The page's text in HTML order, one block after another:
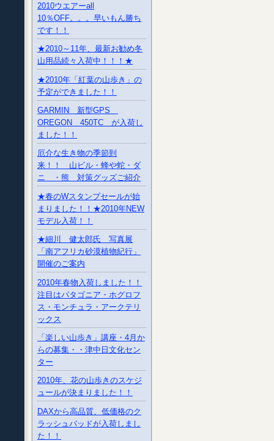
2010ウエアーall
10％OFF。。。早いもん勝ち
です！！
★2010～11年、最新お勧め冬
山用品続々入荷中！！！★
★2010年「紅葉の山歩き」の
予定ができました！！
GARMIN 新型GPS
OREGON 450TC が入荷し
ました！！
厄介な生き物の季節到
来！！ 山ビル・蜂や蛇・ダ
ニ ・熊 対策グッズご紹介
★春のWスタンプセールが始
まりました！！★2010年NEW
モデル入荷！！
★細川 健太郎氏 写真展
「南アフリカ砂漠植物紀行」
開催のご案内
2010年春物入荷しました！！
注目はパタゴニア・ホグロフ
ス・モンチュラ・アークテリ
ックス
「楽しい山歩き」講座・4月か
らの募集・・津中日文化セン
ター
2010年、花の山歩きのスケジ
ュールが決まりました！！
DAXから高品質、低価格のク
ラッシュパッドが入荷しまし
た！！